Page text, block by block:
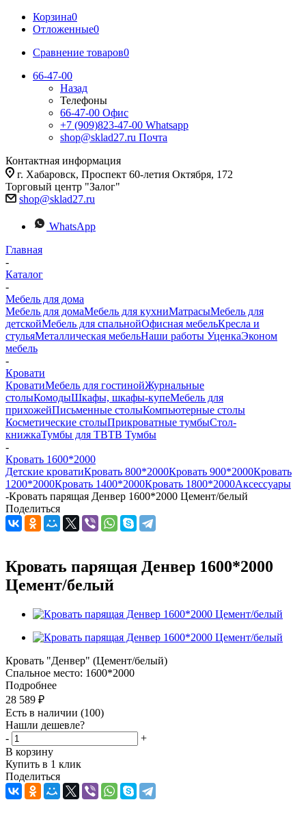
Корзина0
Отложенные0
Сравнение товаров0
66-47-00
Назад
Телефоны
66-47-00 Офис
+7 (909)823-47-00 Whatsapp
shop@sklad27.ru Почта
Контактная информация
г. Хабаровск, Проспект 60-летия Октября, 172
Торговый центр "Залог"
shop@sklad27.ru
WhatsApp
Главная
-
Каталог
-
Мебель для дома
Мебель для домаМебель для кухниМатраcыМебель для
детскойМебель для спальнойОфисная мебельКресла и
стульяМеталлическая мебельНаши работы УценкаЭконом
мебель
-
Кровати
КроватиМебель для гостинойЖурнальные
столыКомодыШкафы, шкафы-купеМебель для
прихожейПисьменные столыКомпьютерные столы
Косметические столыПрикроватные тумбыСтол-
книжкаТумбы для ТВТВ Тумбы
-
Кровать 1600*2000
Детские кроватиКровать 800*2000Кровать 900*2000Кровать
1200*2000Кровать 1400*2000Кровать 1800*2000Аксессуары
-Кровать парящая Денвер 1600*2000 Цемент/белый
Поделиться
Кровать парящая Денвер 1600*2000
Цемент/белый
Кровать "Денвер" (Цемент/белый)
Спальное место: 1600*2000
Подробнее
28 589 ₽
Есть в наличии (100)
Нашли дешевле?
-
+
В корзину
Купить в 1 клик
Поделиться